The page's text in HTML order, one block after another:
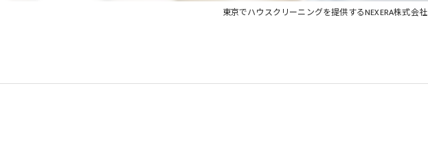
東京でハウスクリーニングを提供するNEXERA株式会社